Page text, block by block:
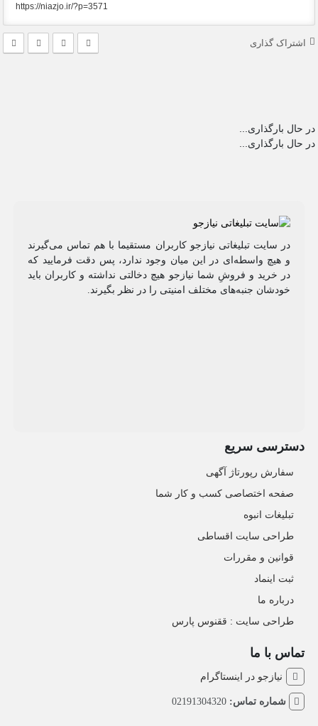
اشتراک گذاری
در حال بارگذاری...
در حال بارگذاری...
در سایت تبلیغاتی نیازجو کاربران مستقیما با هم تماس می‌گیرند
و هیچ واسطه‌ای در این میان وجود ندارد، پس دقت فرمایید که
در خرید و فروشِ شما نیازجو هیچ دخالتی نداشته و کاربران باید
خودشان جنبه‌های مختلف امنیتی را در نظر بگیرند.
دسترسی سریع
سفارش رپورتاژ آگهی
صفحه اختصاصی کسب و کار شما
تبلیغات انبوه
طراحی سایت اقساطی
قوانین و مقررات
ثبت اینماد
درباره ما
طراحی سایت : ققنوس پارس
تماس با ما
نیازجو در اینستاگرام
شماره تماس:02191304320